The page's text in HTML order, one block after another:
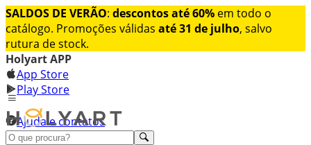
SALDOS DE VERÃO: descontos até 60% em todo o
catálogo. Promoções válidas até 31 de julho, salvo
rutura de stock.
Holyart APP
App Store
Play Store
Ajuda e contatos
Conheça premium